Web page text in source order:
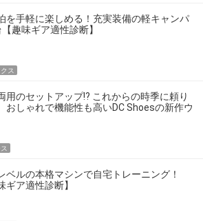
を手軽に楽しめる！充実装備の軽キャンパ
趣味ギア適性診断】
ス
用のセットアップ!? これからの時季に頼り
おしゃれで機能性も高いDC Shoesの新作ウ
ベルの本格マシンで自宅トレーニング！
ギア適性診断】